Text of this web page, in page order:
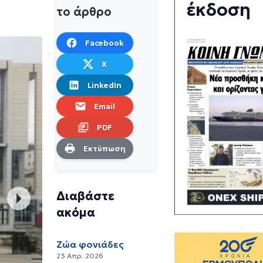
το άρθρο
Facebook
X
LinkedIn
Email
PDF
Εκτύπωση
Διαβάστε
ακόμα
Ζώα φονιάδες
23 Απρ. 2026
έκδοση